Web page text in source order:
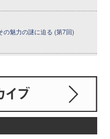
の魅力の謎に迫る (第7回)